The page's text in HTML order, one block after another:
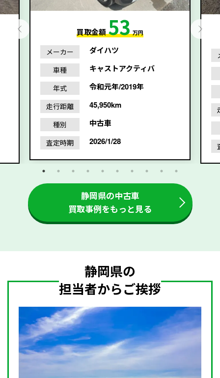
買取金額53 万円
メーカー ダイハツ
車種 キャストアクティバ
年式 令和元年/2019年
走行距離 45,950km
種別 中古車
査定時期 2026/1/28
静岡県の中古車
買取事例をもっと見る
静岡県の
担当者からご挨拶